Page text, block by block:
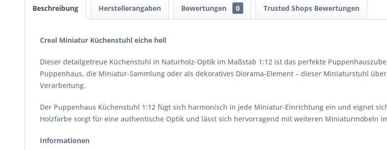
Beschreibung Herstellerangaben Bewertungen 0 Trusted Shops Bewertungen
Creal Miniatur Küchenstuhl eiche hell
Dieser detailgetreue Küchenstuhl in Naturholz-Optik im Maßstab 1:12 ist das perfekte
Puppenhaus, die Miniatur-Sammlung oder als dekoratives Diorama-Element – dieser Miniaturstuhl
Verarbeitung.
Der Puppenhaus Küchenstuhl 1:12 fügt sich harmonisch in jede Miniatur-Einrichtung ein und eignet
Holzfarbe sorgt für eine authentische Optik und lässt sich hervorragend mit weiteren Miniaturmöbeln
Informationen